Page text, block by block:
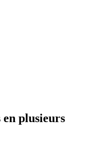
en plusieurs